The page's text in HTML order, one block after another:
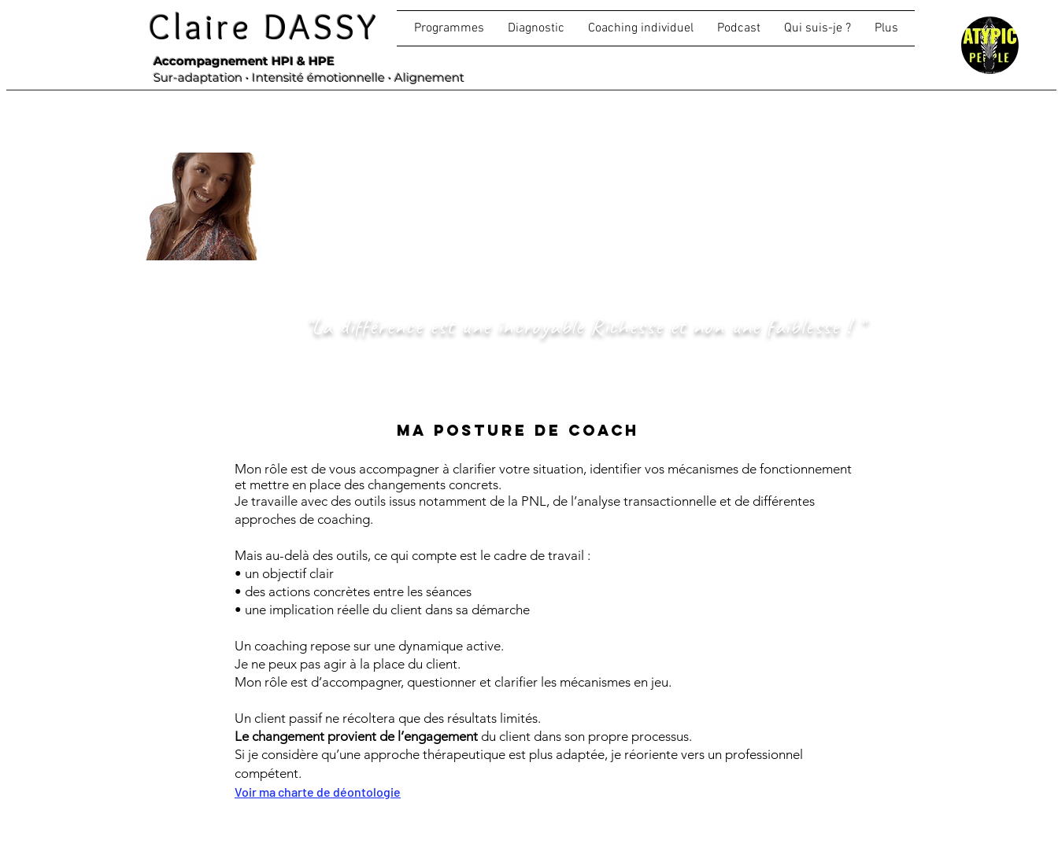
Claire DASSY Programmes Diagnostic Coaching individuel Podcast Qui suis-je ? Plus
Accompagnement HPI & HPE
Sur-adaptation • Intensité émotionnelle • Alignement
"La différence est une incroyable Richesse et non une faiblesse ! "
MA POSTURE DE COACH
Mon rôle est de vous accompagner à clarifier votre situation, identifier vos mécanismes de fonctionnement
et mettre en place des changements concrets.
Je travaille avec des outils issus notamment de la PNL, de l’analyse transactionnelle et de différentes
approches de coaching.
Mais au-delà des outils, ce qui compte est le cadre de travail :
• un objectif clair
• des actions concrètes entre les séances
• une implication réelle du client dans sa démarche
Un coaching repose sur une dynamique active.
Je ne peux pas agir à la place du client.
Mon rôle est d’accompagner, questionner et clarifier les mécanismes en jeu.
Un client passif ne récoltera que des résultats limités.
Le changement provient de l’engagement du client dans son propre processus.
Si je considère qu’une approche thérapeutique est plus adaptée, je réoriente vers un professionnel
compétent.
Voir ma charte de déontologie